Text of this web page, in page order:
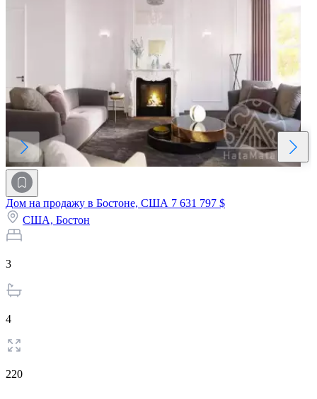
Дом на продажу в Бостоне, США 7 631 797 $
США, Бостон
3
4
220